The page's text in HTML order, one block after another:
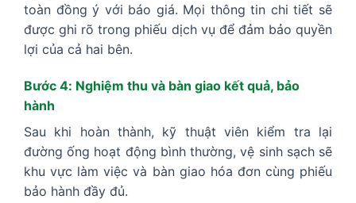
toàn đồng ý với báo giá. Mọi thông tin chi tiết sẽ
được ghi rõ trong phiếu dịch vụ để đảm bảo quyền
lợi của cả hai bên.
Bước 4: Nghiệm thu và bàn giao kết quả, bảo
hành
Sau khi hoàn thành, kỹ thuật viên kiểm tra lại
đường ống hoạt động bình thường, vệ sinh sạch sẽ
khu vực làm việc và bàn giao hóa đơn cùng phiếu
bảo hành đầy đủ.